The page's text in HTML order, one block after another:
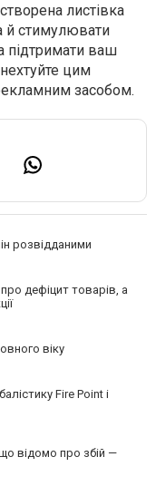
листівка
й стимулювати
підтримати ваш
цим
засобом.
розвідданими
дефіцит товарів, а
віку
Fire Point і
відомо про збій —